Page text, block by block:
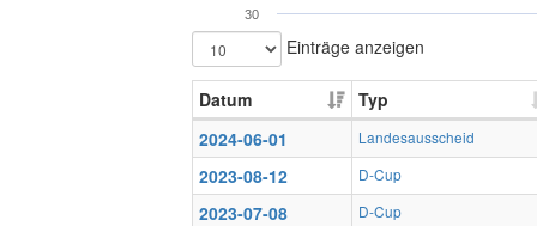
30
Einträge anzeigen
Datum
Typ
2024-06-01
Landesausscheid
2023-08-12 D-Cup
2023-07-08 D-Cup